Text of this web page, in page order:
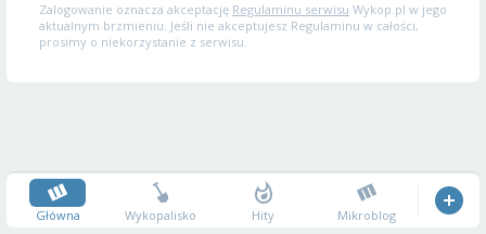
Zalogowanie oznacza akceptację Regulaminu serwisu Wykop.pl w jego
aktualnym brzmieniu. Jeśli nie akceptujesz Regulaminu w całości,
prosimy o niekorzystanie z serwisu.
Główna Wykopalisko Hity Mikroblog